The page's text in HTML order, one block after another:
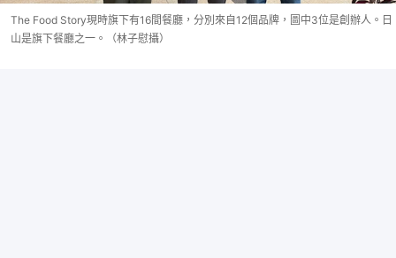
The Food Story現時旗下有16間餐廳，分別來自12個品牌，圖中3位是創辦人。日
山是旗下餐廳之一。（林子慰攝）